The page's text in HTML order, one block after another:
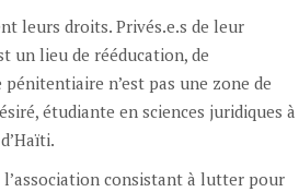
leurs droits. Privés.e.s de leur
un lieu de rééducation, de
n’est pas une zone de
étudiante en sciences juridiques à
l’association consistant à lutter pour